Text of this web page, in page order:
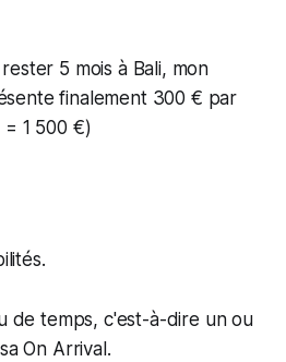
5 mois à Bali, mon
finalement 300 € par
= 1 500 €)
de temps, c'est-à-dire un ou
On Arrival.